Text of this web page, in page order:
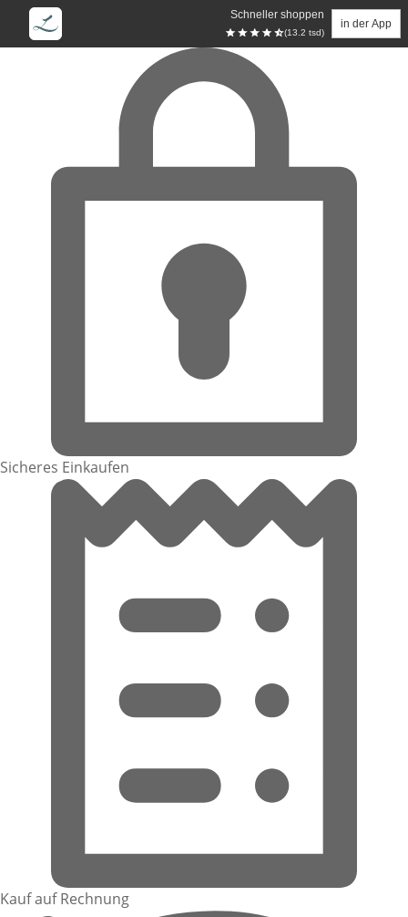
Schneller shoppen
(13.2 tsd)
in der App
Zum Hauptinhalt springen
Sicheres Einkaufen
Kauf auf Rechnung